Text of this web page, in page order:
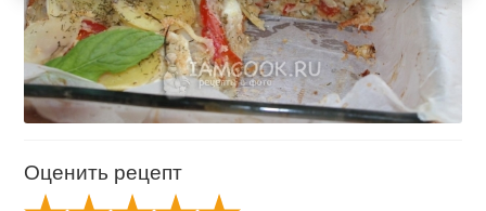
Оценить рецепт